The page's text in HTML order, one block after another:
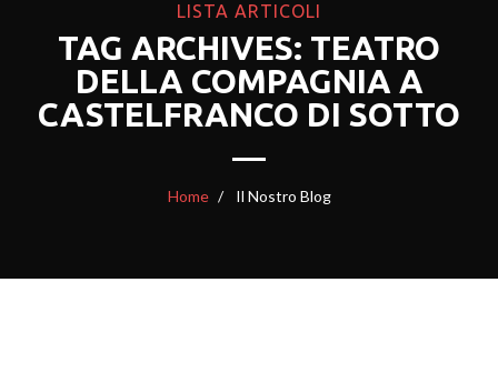
LISTA ARTICOLI
TAG ARCHIVES: TEATRO
DELLA COMPAGNIA A
CASTELFRANCO DI SOTTO
Home Il Nostro Blog